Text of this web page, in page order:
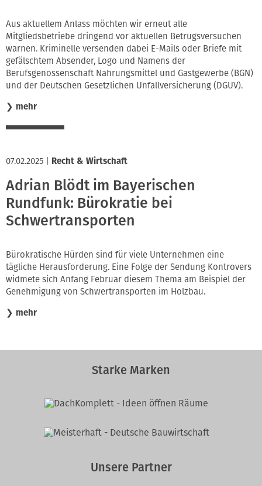
Aus aktuellem Anlass möchten wir erneut alle
Mitgliedsbetriebe dringend vor aktuellen Betrugsversuchen
warnen. Kriminelle versenden dabei E-Mails oder Briefe mit
gefälschtem Absender, Logo und Namens der
Berufsgenossenschaft Nahrungsmittel und Gastgewerbe (BGN)
und der Deutschen Gesetzlichen Unfallversicherung (DGUV).
❯ mehr
07.02.2025 Recht & Wirtschaft
Adrian Blödt im Bayerischen
Rundfunk: Bürokratie bei
Schwertransporten
Bürokratische Hürden sind für viele Unternehmen eine
tägliche Herausforderung. Eine Folge der Sendung Kontrovers
widmete sich Anfang Februar diesem Thema am Beispiel der
Genehmigung von Schwertransporten im Holzbau.
❯ mehr
Starke Marken
Unsere Partner